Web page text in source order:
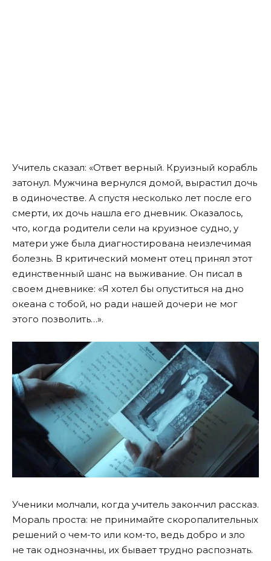
Учитель сказал: «Ответ верный. Круизный корабль
затонул. Мужчина вернулся домой, вырастил дочь
в одиночестве. А спустя несколько лет после его
смерти, их дочь нашла его дневник. Оказалось,
что, когда родители сели на круизное судно, у
матери уже была диагностирована неизлечимая
болезнь. В критический момент отец принял этот
единственный шанс на выживание. Он писал в
своем дневнике: «Я хотел бы опуститься на дно
океана с тобой, но ради нашей дочери не мог
этого позволить…».
Ученики молчали, когда учитель закончил рассказ.
Мораль проста: не принимайте скоропалительных
решений о чем-то или ком-то, ведь добро и зло
не так однозначны, их бывает трудно распознать.